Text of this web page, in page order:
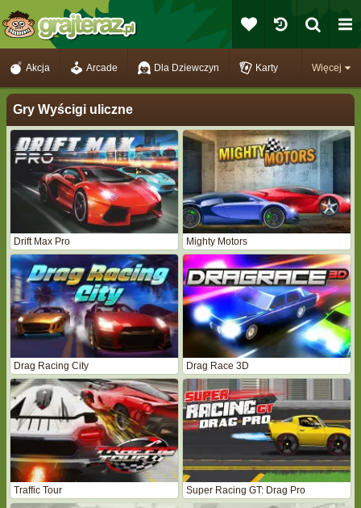
Więcej
Akcja Arcade Dla Dziewczyn Karty
Gry Wyścigi uliczne
Drift Max Pro Mighty Motors
Drag Racing City Drag Race 3D
Traffic Tour Super Racing GT: Drag Pro